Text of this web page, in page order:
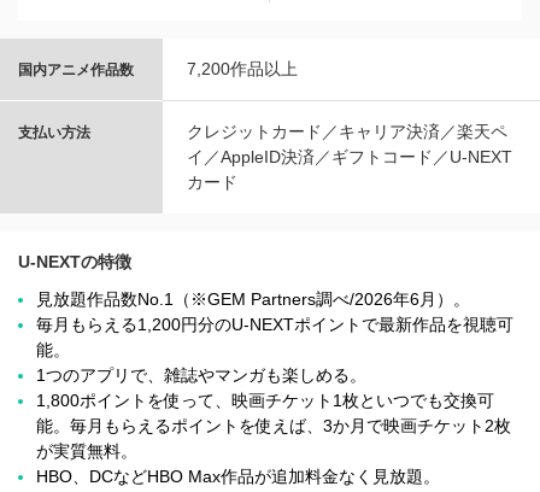
国内アニメ作品数 7,200作品以上
支払い方法
クレジットカード／キャリア決済／楽天ペ
イ／AppleID決済／ギフトコード／U-NEXT
カード
U-NEXTの特徴
見放題作品数No.1（※GEM Partners調べ/2026年6⽉）。
毎月もらえる1,200円分のU-NEXTポイントで最新作品を視聴可
能。
1つのアプリで、雑誌やマンガも楽しめる。
1,800ポイントを使って、映画チケット1枚といつでも交換可
能。毎月もらえるポイントを使えば、3か月で映画チケット2枚
が実質無料。
HBO、DCなどHBO Max作品が追加料金なく見放題。